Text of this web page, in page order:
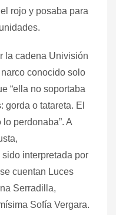
rojo y posaba para
la cadena Univisión
conocido solo
“ella no soportaba
o tatareta. El
perdonaba”. A
interpretada por
cuentan Luces
Serradilla,
Sofía Vergara.